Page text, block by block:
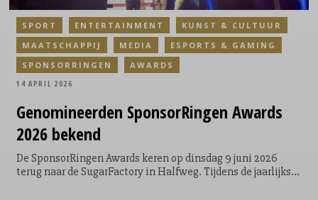
Genomineerden SponsorRingen Awards
2026 bekend
De SponsorRingen Awards keren op dinsdag 9 juni 2026
terug naar de SugarFactory in Halfweg. Tijdens de jaarlijkse
SPORT ENTERTAINMENT
KUNST & CULTUUR
MAATSCHAPPIJ
MEDIA
ESPORTS & GAMING
SPONSORRINGEN
AWARDS
14 APRIL 2026